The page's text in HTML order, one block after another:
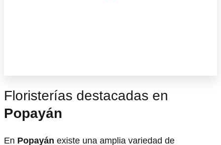
Floristerías destacadas en
Popayán
En Popayán existe una amplia variedad de